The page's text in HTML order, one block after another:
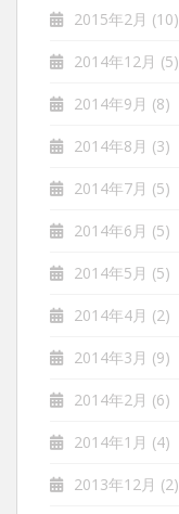
2015年2月 (10)
2014年12月 (5)
2014年9月 (8)
2014年8月 (3)
2014年7月 (5)
2014年6月 (5)
2014年5月 (5)
2014年4月 (2)
2014年3月 (9)
2014年2月 (6)
2014年1月 (4)
2013年12月 (2)